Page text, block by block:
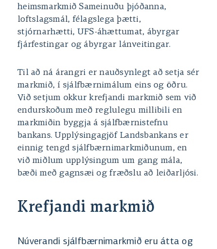
heimsmarkmið Sameinuðu þjóðanna,
loftslagsmál, félagslega þætti,
stjórnarhætti, UFS-áhættumat, ábyrgar
fjárfestingar og ábyrgar lánveitingar.
Til að ná árangri er nauðsynlegt að setja sér
markmið, í sjálfbærnimálum eins og öðru.
Við setjum okkur krefjandi markmið sem við
endurskoðum með reglulegu millibili en
markmiðin byggja á sjálfbærnistefnu
bankans. Upplýsingagjöf Landsbankans er
einnig tengd sjálfbærnimarkmiðunum, en
við miðlum upplýsingum um gang mála,
bæði með gagnsæi og fræðslu að leiðarljósi.
Krefjandi markmið
Núverandi sjálfbærnimarkmið eru átta og